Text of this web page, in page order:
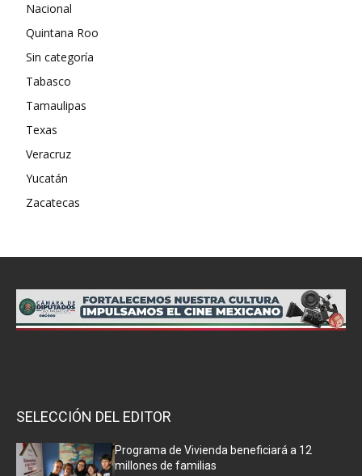
Nacional
Quintana Roo
Sin categoría
Tabasco
Tamaulipas
Texas
Veracruz
Yucatán
Zacatecas
SELECCIÓN DEL EDITOR
Programa de Vivienda beneficiará a 12
millones de familias